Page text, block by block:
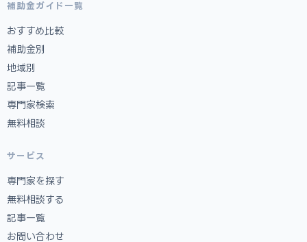
補助金ガイド一覧
おすすめ比較
補助金別
地域別
記事一覧
専門家検索
無料相談
サービス
専門家を探す
無料相談する
記事一覧
お問い合わせ